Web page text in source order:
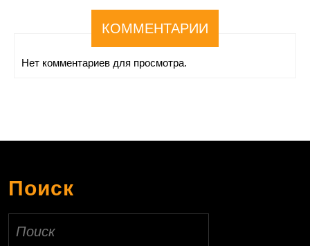
КОММЕНТАРИИ
Нет комментариев для просмотра.
Поиск